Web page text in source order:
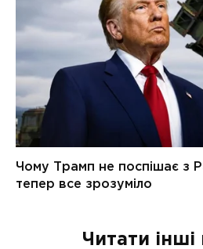
Читати інші